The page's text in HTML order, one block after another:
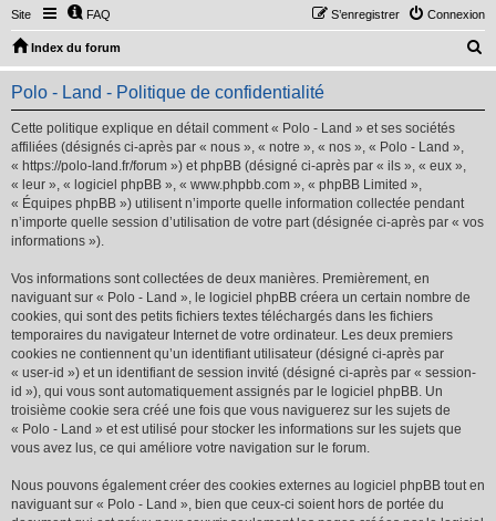
Site FAQ Connexion
S’enregistrer
Index du forum
e
Polo - Land - Politique de confidentialité
Cette politique explique en détail comment « Polo - Land » et ses sociétés
affiliées (désignés ci-après par « nous », « notre », « nos », « Polo - Land »,
« https://polo-land.fr/forum ») et phpBB (désigné ci-après par « ils », « eux »,
« leur », « logiciel phpBB », « www.phpbb.com », « phpBB Limited »,
« Équipes phpBB ») utilisent n’importe quelle information collectée pendant
n’importe quelle session d’utilisation de votre part (désignée ci-après par « vos
informations »).
Vos informations sont collectées de deux manières. Premièrement, en
naviguant sur « Polo - Land », le logiciel phpBB créera un certain nombre de
cookies, qui sont des petits fichiers textes téléchargés dans les fichiers
temporaires du navigateur Internet de votre ordinateur. Les deux premiers
cookies ne contiennent qu’un identifiant utilisateur (désigné ci-après par
« user-id ») et un identifiant de session invité (désigné ci-après par « session-
id »), qui vous sont automatiquement assignés par le logiciel phpBB. Un
troisième cookie sera créé une fois que vous naviguerez sur les sujets de
« Polo - Land » et est utilisé pour stocker les informations sur les sujets que
vous avez lus, ce qui améliore votre navigation sur le forum.
Nous pouvons également créer des cookies externes au logiciel phpBB tout en
naviguant sur « Polo - Land », bien que ceux-ci soient hors de portée du